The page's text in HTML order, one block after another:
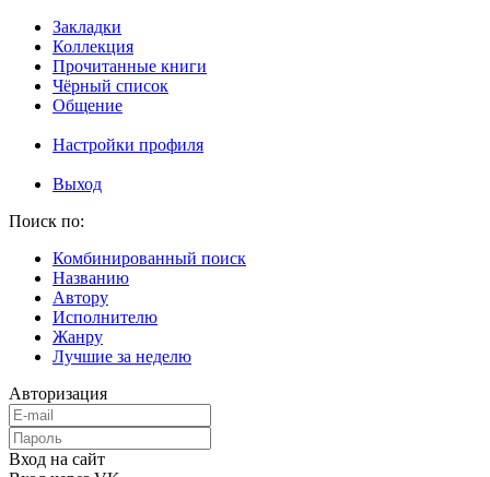
Закладки
Коллекция
Прочитанные книги
Чёрный список
Общение
Настройки профиля
Выход
Поиск по:
Комбинированный поиск
Названию
Автору
Исполнителю
Жанру
Лучшие за неделю
Авторизация
Вход на сайт